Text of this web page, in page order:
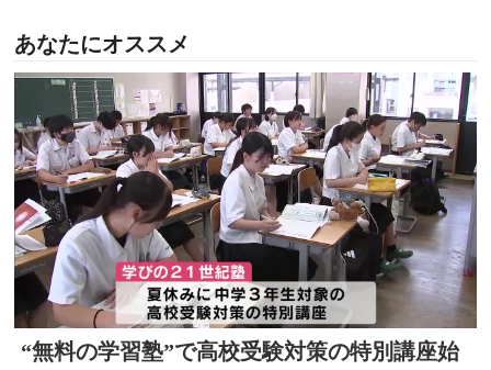
あなたにオススメ
“無料の学習塾”で高校受験対策の特別講座始